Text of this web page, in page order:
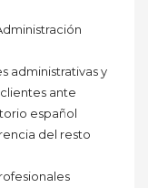
administrativas y
ante
español
del resto